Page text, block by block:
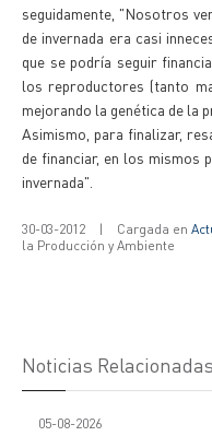
seguidamente, "Nosotros
de invernada era casi
que se podría seguir
los reproductores (tanto
mejorando la genética de la
Asimismo, para finalizar,
de financiar, en los mismos
invernada".
30-03-2012 | Cargada en
la Producción y Ambiente
Noticias Relacionadas
05-08-2026